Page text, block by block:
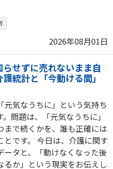
2026年08月01日
せずに売れないまま自
統計と「今動ける間」
元気なうちに」という気持ち
問題は、「元気なうちに」
まで続くかを、誰も正確には
とです。 今日は、介護に関す
ータと、「動けなくなった後
るか」という現実をお伝えし